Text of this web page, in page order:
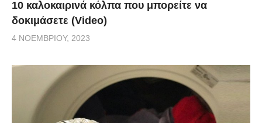
10 καλοκαιρινά κόλπα που μπορείτε να
δοκιμάσετε (Video)
4 ΝΟΕΜΒΡΊΟΥ, 2023